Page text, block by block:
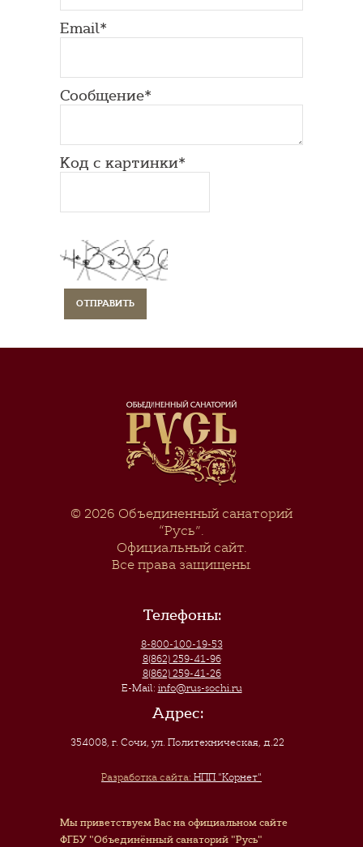
Email*
Сообщение*
Код с картинки*
© 2026 Объединенный санаторий
“Русь”.
Официальный сайт.
Все права защищены.
Телефоны:
8-800-100-19-53
8(862) 259-41-96
8(862) 259-41-26
E-Mail: info@rus-sochi.ru
Адрес:
354008, г. Сочи,ул. Политехническая, д.22
Разработка сайта: НПП "Корнет"
Мы приветствуем Вас на официальном сайте
ФГБУ "Объединённый санаторий "Русь"